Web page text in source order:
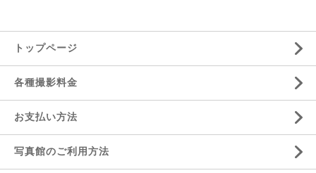
トップページ
各種撮影料金
お支払い方法
写真館のご利用方法